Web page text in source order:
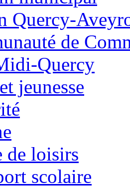
Quercy-
de
Quercy
jeunesse
de loisirs
scolaire